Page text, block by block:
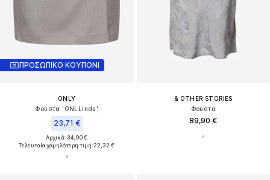
ΠΡΟΣΩΠΙΚΟ ΚΟΥΠΟΝΙ
ONLY
Φούστα 'ONLLinda'
23,71 €
Αρχικά: 34,90 €
Τελευταία χαμηλότερη τιμή:22,32 €
& OTHER STORIES
Φούστα
89,90 €